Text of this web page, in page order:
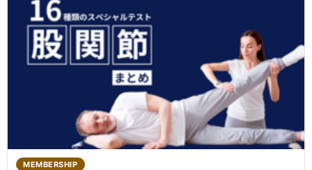
MEMBERSHIP